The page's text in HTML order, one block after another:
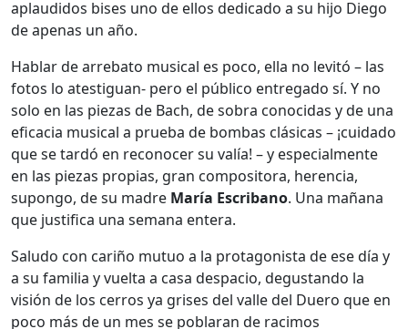
aplaudidos bises uno de ellos dedicado a su hijo Diego
de apenas un año.
Hablar de arrebato musical es poco, ella no levitó – las
fotos lo atestiguan- pero el público entregado sí. Y no
solo en las piezas de Bach, de sobra conocidas y de una
eficacia musical a prueba de bombas clásicas – ¡cuidado
que se tardó en reconocer su valía! – y especialmente
en las piezas propias, gran compositora, herencia,
supongo, de su madre María Escribano. Una mañana
que justifica una semana entera.
Saludo con cariño mutuo a la protagonista de ese día y
a su familia y vuelta a casa despacio, degustando la
visión de los cerros ya grises del valle del Duero que en
poco más de un mes se poblaran de racimos